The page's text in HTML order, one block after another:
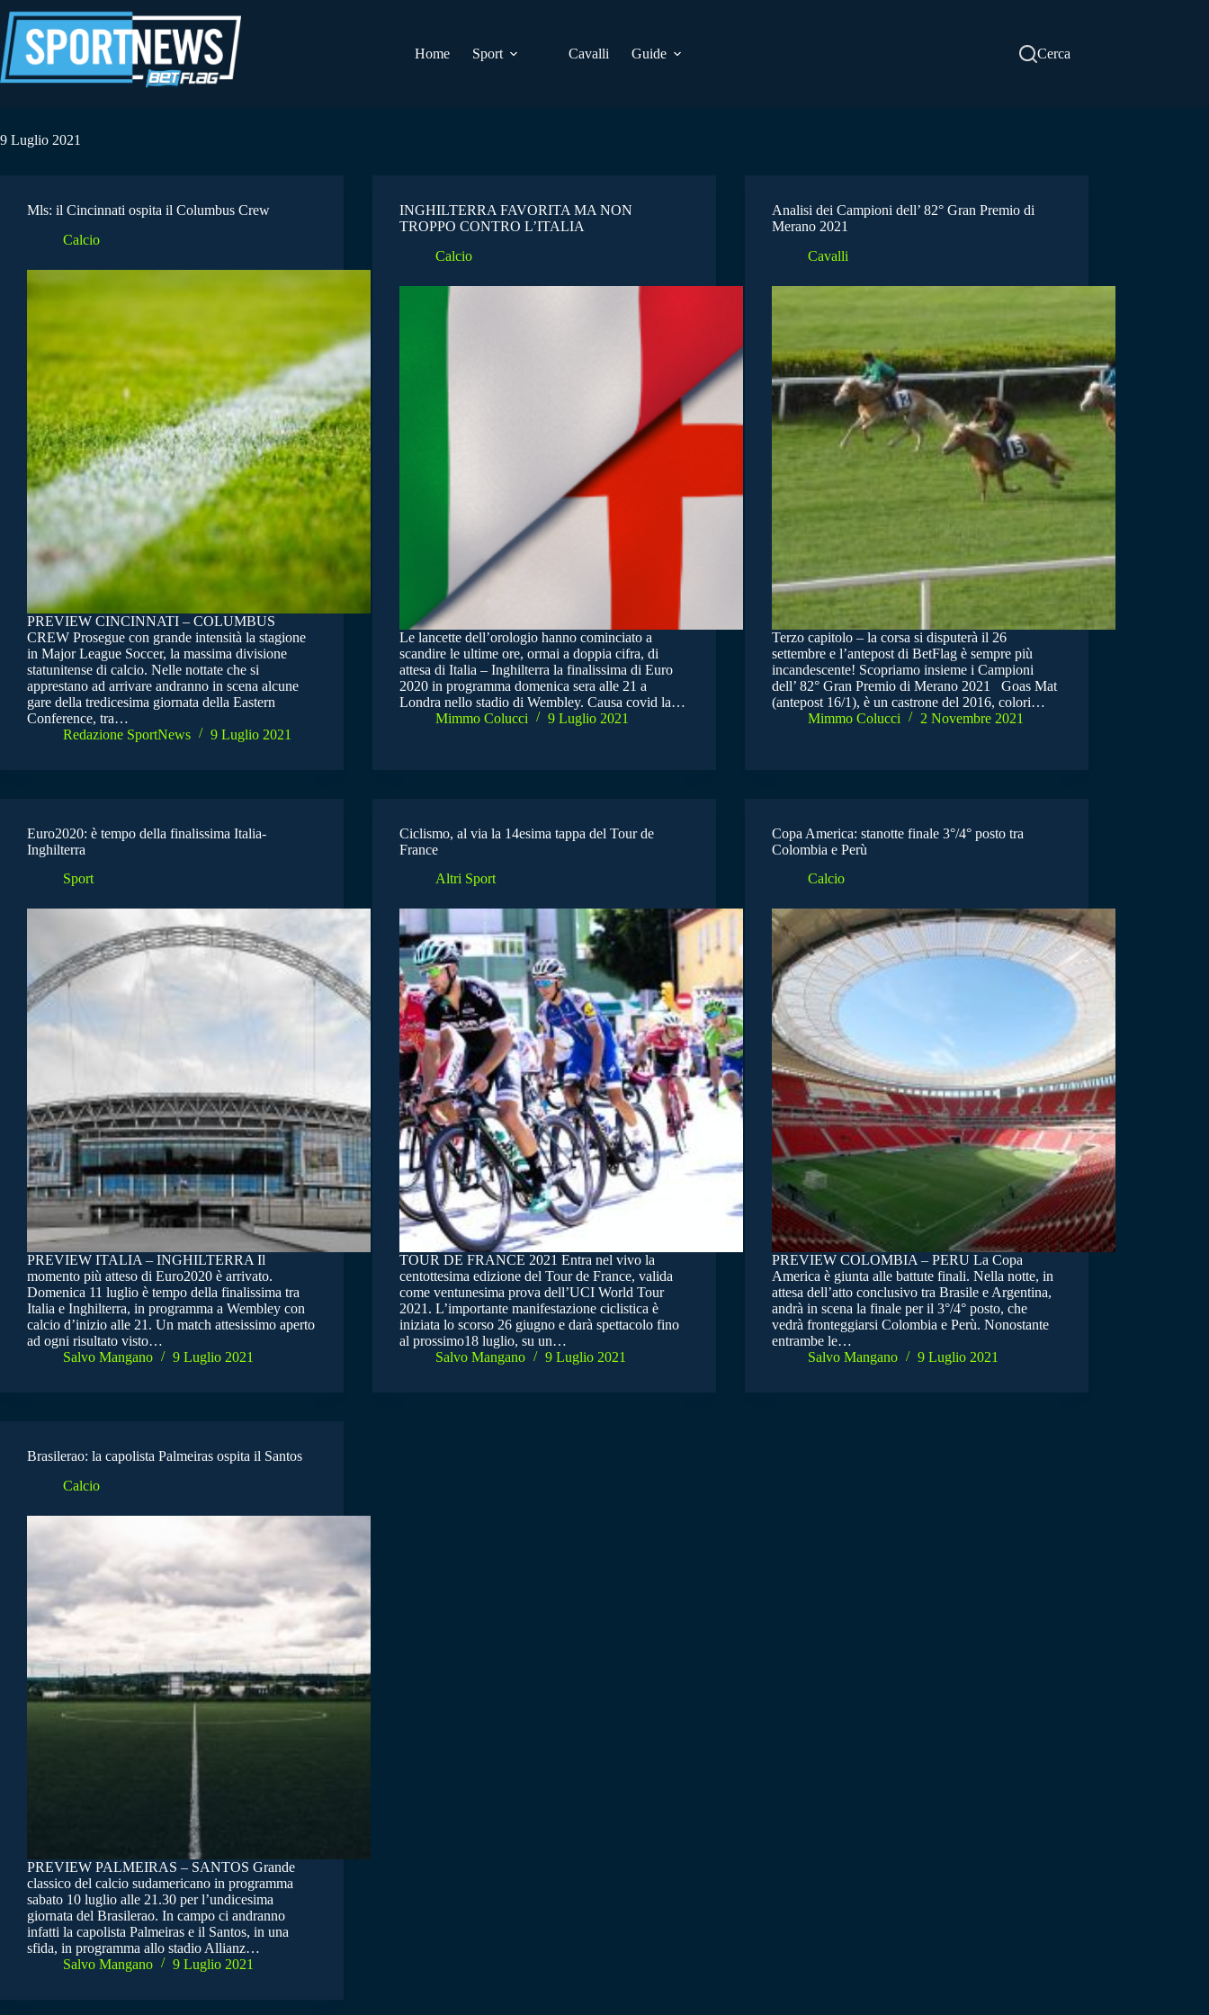
al
contenuto
Home
Sport Cavalli Guide Cerca
9 Luglio 2021
Mls: il Cincinnati ospita il Columbus Crew
Calcio
PREVIEW CINCINNATI – COLUMBUS
CREW Prosegue con grande intensità la stagione
in Major League Soccer, la massima divisione
statunitense di calcio. Nelle nottate che si
apprestano ad arrivare andranno in scena alcune
gare della tredicesima giornata della Eastern
Conference, tra…
Redazione SportNews
9 Luglio 2021
INGHILTERRA FAVORITA MA NON
TROPPO CONTRO L’ITALIA
Calcio
Le lancette dell’orologio hanno cominciato a
scandire le ultime ore, ormai a doppia cifra, di
attesa di Italia – Inghilterra la finalissima di Euro
2020 in programma domenica sera alle 21 a
Londra nello stadio di Wembley. Causa covid la…
Mimmo Colucci
9 Luglio 2021
Analisi dei Campioni dell’ 82° Gran Premio di
Merano 2021
Cavalli
Terzo capitolo – la corsa si disputerà il 26
settembre e l’antepost di BetFlag è sempre più
incandescente! Scopriamo insieme i Campioni
dell’ 82° Gran Premio di Merano 2021 Goas Mat
(antepost 16/1), è un castrone del 2016, colori…
Mimmo Colucci
2 Novembre 2021
Euro2020: è tempo della finalissima Italia-
Inghilterra
Sport
PREVIEW ITALIA – INGHILTERRA Il
momento più atteso di Euro2020 è arrivato.
Domenica 11 luglio è tempo della finalissima tra
Italia e Inghilterra, in programma a Wembley con
calcio d’inizio alle 21. Un match attesissimo aperto
ad ogni risultato visto…
Salvo Mangano
9 Luglio 2021
Ciclismo, al via la 14esima tappa del Tour de
France
Altri Sport
TOUR DE FRANCE 2021 Entra nel vivo la
centottesima edizione del Tour de France, valida
come ventunesima prova dell’UCI World Tour
2021. L’importante manifestazione ciclistica è
iniziata lo scorso 26 giugno e darà spettacolo fino
al prossimo18 luglio, su un…
Salvo Mangano
9 Luglio 2021
Copa America: stanotte finale 3°/4° posto tra
Colombia e Perù
Calcio
PREVIEW COLOMBIA – PERU La Copa
America è giunta alle battute finali. Nella notte, in
attesa dell’atto conclusivo tra Brasile e Argentina,
andrà in scena la finale per il 3°/4° posto, che
vedrà fronteggiarsi Colombia e Perù. Nonostante
entrambe le…
Salvo Mangano
9 Luglio 2021
Brasilerao: la capolista Palmeiras ospita il Santos
Calcio
PREVIEW PALMEIRAS – SANTOS Grande
classico del calcio sudamericano in programma
sabato 10 luglio alle 21.30 per l’undicesima
giornata del Brasilerao. In campo ci andranno
infatti la capolista Palmeiras e il Santos, in una
sfida, in programma allo stadio Allianz…
Salvo Mangano
9 Luglio 2021